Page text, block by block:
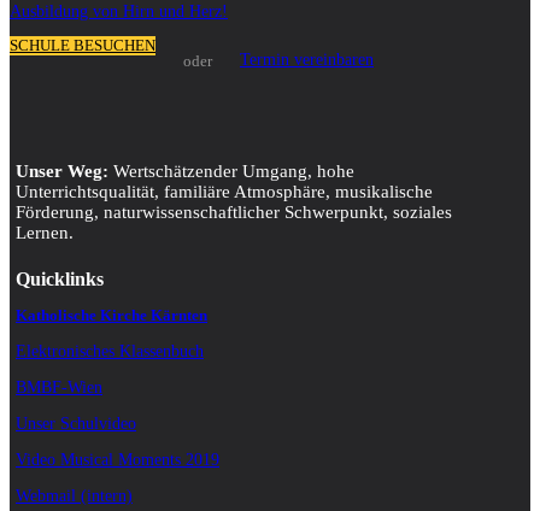
Ausbildung von Hirn und Herz!
SCHULE BESUCHEN
oder
Termin vereinbaren
Unser Weg: Wertschätzender Umgang, hohe
Unterrichtsqualität, familiäre Atmosphäre, musikalische
Förderung, naturwissenschaftlicher Schwerpunkt, soziales
Lernen.
Quicklinks
Katholische Kirche Kärnten
Elektronisches Klassenbuch
BMBF-Wien
Unser Schulvideo
Video Musical Moments 2019
Webmail (intern)